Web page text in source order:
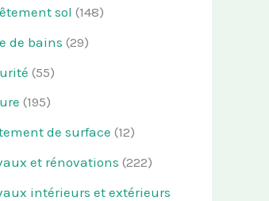
sol (148)
de bains (29)
(55)
(195)
de surface (12)
et rénovations (222)
intérieurs et extérieurs